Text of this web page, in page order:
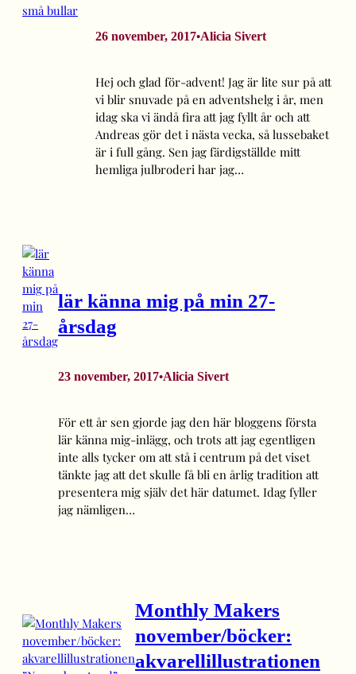
26 november, 2017•Alicia Sivert
Hej och glad för-advent! Jag är lite sur på att
vi blir snuvade på en adventshelg i år, men
idag ska vi ändå fira att jag fyllt år och att
Andreas gör det i nästa vecka, så lussebaket
är i full gång. Sen jag färdigställde mitt
hemliga julbroderi har jag…
lär känna mig på min 27-
årsdag
23 november, 2017•Alicia Sivert
För ett år sen gjorde jag den här bloggens första
lär känna mig-inlägg, och trots att jag egentligen
inte alls tycker om att stå i centrum på det viset
tänkte jag att det skulle få bli en årlig tradition att
presentera mig själv det här datumet. Idag fyller
jag nämligen…
Monthly Makers
november/böcker:
akvarellillustrationen